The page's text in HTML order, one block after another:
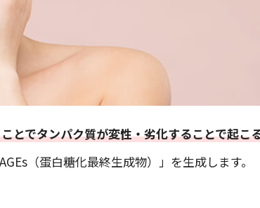
とでタンパク質が変性・劣化することで起こ
（蛋白糖化最終生成物）」を生成します。